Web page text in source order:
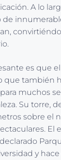
A lo
de
es que
que también
muchos
Su torre,
sobre el
El
y